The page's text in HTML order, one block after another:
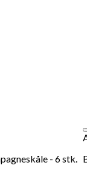
- 6 stk.